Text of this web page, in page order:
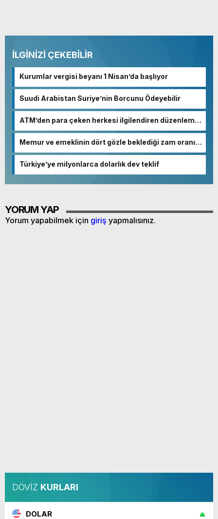
İLGİNİZİ ÇEKEBİLİR
Kurumlar vergisi beyanı 1 Nisan’da başlıyor
Suudi Arabistan Suriye’nin Borcunu Ödeyebilir
ATM’den para çeken herkesi ilgilendiren düzenleme!
Sayılar tümden değişti
Memur ve emeklinin dört gözle beklediği zam oranı
Türkiye’ye milyonlarca dolarlık dev teklif
YORUM YAP
Yorum yapabilmek için giriş yapmalısınız.
DÖVİZ KURLARI
DOLAR